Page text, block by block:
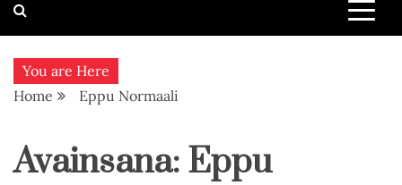
You are Here
Home
Eppu Normaali
Avainsana: Eppu